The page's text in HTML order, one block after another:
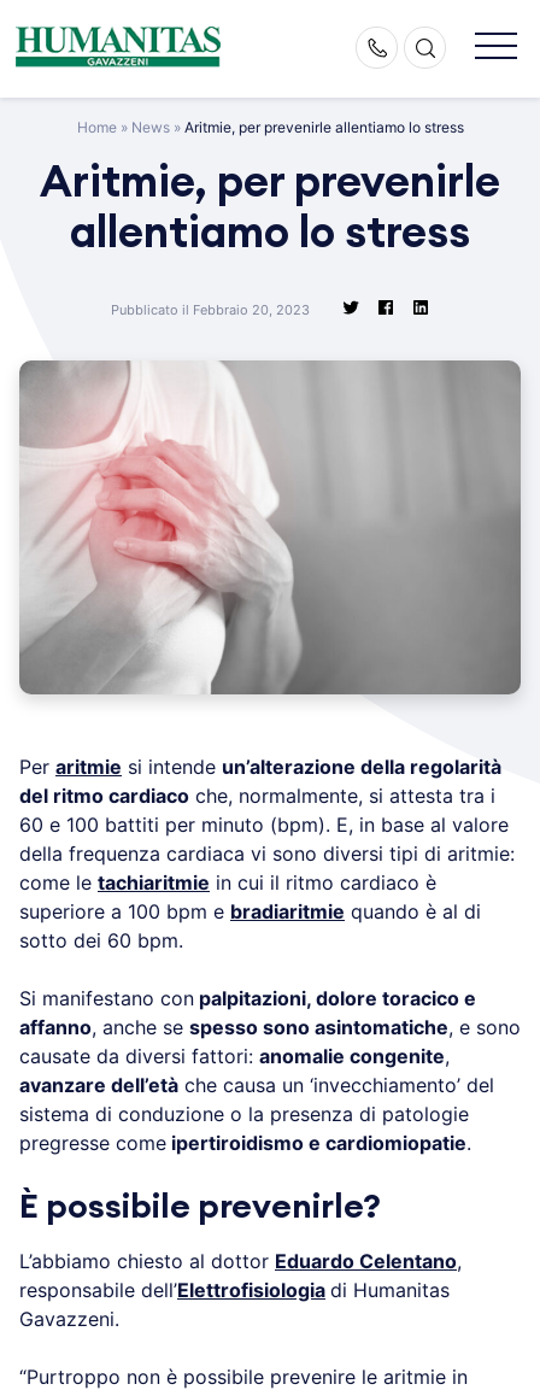
content
Home» News» Aritmie, per prevenirle allentiamo lo stress
Aritmie, per prevenirle
allentiamo lo stress
Pubblicato il Febbraio 20, 2023
Per aritmie si intende un’alterazione della regolarità
del ritmo cardiaco che, normalmente, si attesta tra i
60 e 100 battiti per minuto (bpm). E, in base al valore
della frequenza cardiaca vi sono diversi tipi di aritmie:
come le tachiaritmie in cui il ritmo cardiaco è
superiore a 100 bpm e bradiaritmie quando è al di
sotto dei 60 bpm.
Si manifestano con palpitazioni, dolore toracico e
affanno, anche se spesso sono asintomatiche, e sono
causate da diversi fattori: anomalie congenite,
avanzare dell’età che causa un ‘invecchiamento’ del
sistema di conduzione o la presenza di patologie
pregresse come ipertiroidismo e cardiomiopatie.
È possibile prevenirle?
L’abbiamo chiesto al dottor Eduardo Celentano,
responsabile dell’Elettrofisiologia di Humanitas
Gavazzeni.
“Purtroppo non è possibile prevenire le aritmie in